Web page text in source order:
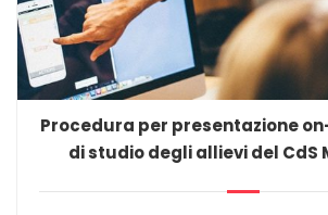
Procedura per presentazione
di studio degli allievi del CdS